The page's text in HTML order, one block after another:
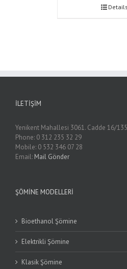
Details
İLETIŞIM
Yenikent Mahallesi 3061. Cadde 16/
Phone: 0 312 235 32 29
Mobile: 0 532 346 07 28
Email: Mail Gönder
ŞÖMINE MODELLERI
Bioethanol Şömine
Elektrikli Şömine
Klasik Şömine